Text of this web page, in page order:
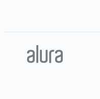
Trilha